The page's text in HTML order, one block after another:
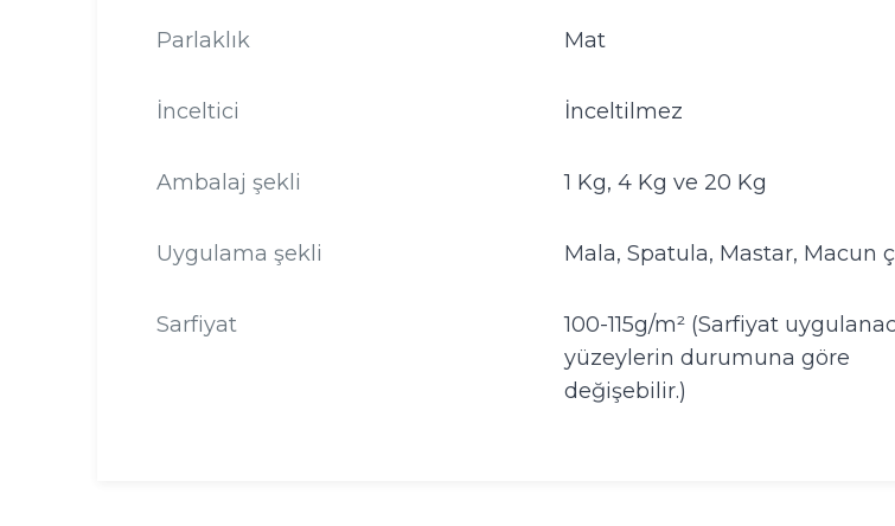
Parlaklık Mat
İnceltici İnceltilmez
Ambalaj şekli 1 Kg, 4 Kg ve 20 Kg
Uygulama şekli Mala, Spatula, Mastar, Macun
Sarfiyat
100-115g/m² (Sarfiyat
yüzeylerin durumuna göre
değişebilir.)